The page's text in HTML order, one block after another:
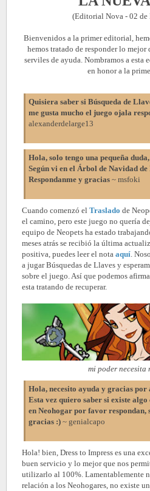
(Editorial Nova - 02 de
Bienvenidos a la primer editorial,
hemos tratado de responder lo mejor
serviles de ayuda. Nombramos a
en honor a la
Quisiera saber si Búsqueda de
me gusta mucho el juego ojala
alexanderdelarge13
Hola, solo tengo una pequeña
Según vi en el Árbol de Navidad de
Respondanme y gracias ~ msfoki
Cuando comenzó el Traslado de
el camino, pero este juego no quería
equipo de Neopets ha estado
meses atrás se recibió la última
positiva, puedes leer el nota aquí.
a jugar Búsquedas de Llaves y
sobre el juego. Así que podemos
esta tratando de recuperar.
mi poder necesita
Hola, necesito ayuda y gracias por
Esta vez quiero saber si existe
en Neohogar por favor respondan,
gracias :) ~ genialcapo
Hola! bien, Dress to Impress es una
buen servicio y lo mejor que nos
utilizarlo al 100%. Lamentablemente
relación a los Neohogares, no existe